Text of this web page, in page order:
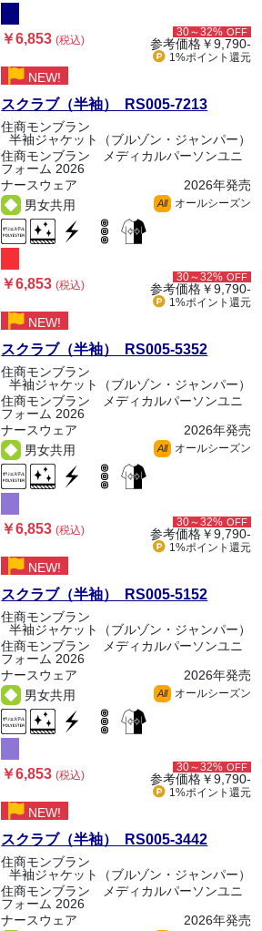
￥6,853(税込)
30～32% OFF
参考価格￥9,790-
1%ポイント 還元
NEW!
スクラブ（半袖） RS005-7213
住商モンブラン
半袖ジャケット（ブルゾン・ジャンパー）
住商モンブラン メディカルパーソンユニ
フォーム 2026
ナースウェア
2026年発売
男女共用
All オールシーズン
￥6,853(税込)
30～32% OFF
参考価格￥9,790-
1%ポイント 還元
NEW!
スクラブ（半袖） RS005-5352
住商モンブラン
半袖ジャケット（ブルゾン・ジャンパー）
住商モンブラン メディカルパーソンユニ
フォーム 2026
ナースウェア
2026年発売
男女共用
All オールシーズン
￥6,853(税込)
30～32% OFF
参考価格￥9,790-
1%ポイント 還元
NEW!
スクラブ（半袖） RS005-5152
住商モンブラン
半袖ジャケット（ブルゾン・ジャンパー）
住商モンブラン メディカルパーソンユニ
フォーム 2026
ナースウェア
2026年発売
男女共用
All オールシーズン
￥6,853(税込)
30～32% OFF
参考価格￥9,790-
1%ポイント 還元
NEW!
スクラブ（半袖） RS005-3442
住商モンブラン
半袖ジャケット（ブルゾン・ジャンパー）
住商モンブラン メディカルパーソンユニ
フォーム 2026
ナースウェア
2026年発売